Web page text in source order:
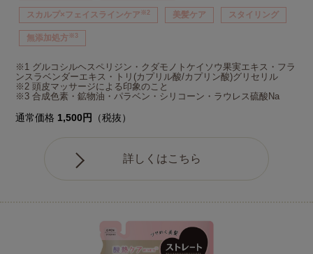
スカルプ×フェイスラインケア ※2 美髪ケア スタイリング
無添加処方※3
※1 グルコシルヘスペリジン・クダモノトケイソウ果実エキス・フラ
ンスラベンダーエキス・トリ(カプリル酸/カプリン酸)グリセリル
※2 頭皮マッサージによる印象のこと
※3 合成色素・鉱物油・パラベン・シリコーン・ラウレス硫酸Na
通常価格 1,500円 （税抜）
詳しくはこちら